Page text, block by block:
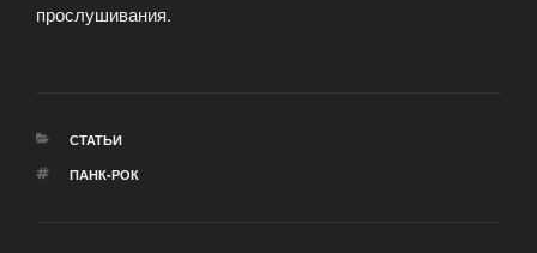
прослушивания.
РУБРИКИ
СТАТЬИ
МЕТКИ
ПАНК-РОК